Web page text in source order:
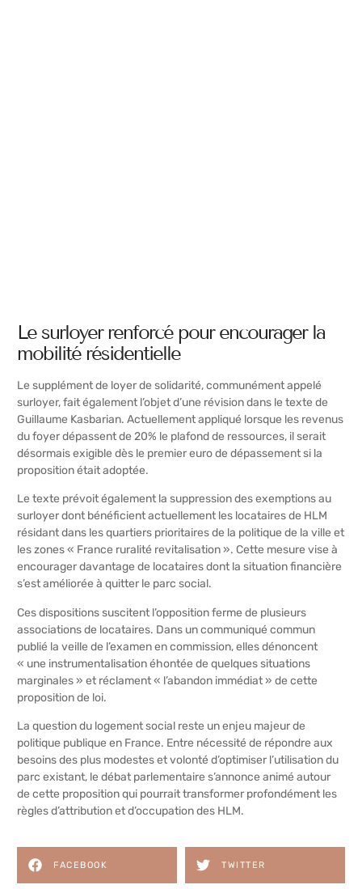
Le surloyer renforcé pour encourager la
mobilité résidentielle
Le supplément de loyer de solidarité, communément appelé
surloyer, fait également l’objet d’une révision dans le texte de
Guillaume Kasbarian. Actuellement appliqué lorsque les revenus
du foyer dépassent de 20% le plafond de ressources, il serait
désormais exigible dès le premier euro de dépassement si la
proposition était adoptée.
Le texte prévoit également la suppression des exemptions au
surloyer dont bénéficient actuellement les locataires de HLM
résidant dans les quartiers prioritaires de la politique de la ville et
les zones « France ruralité revitalisation ». Cette mesure vise à
encourager davantage de locataires dont la situation financière
s’est améliorée à quitter le parc social.
Ces dispositions suscitent l’opposition ferme de plusieurs
associations de locataires. Dans un communiqué commun
publié la veille de l’examen en commission, elles dénoncent
« une instrumentalisation éhontée de quelques situations
marginales » et réclament « l’abandon immédiat » de cette
proposition de loi.
La question du logement social reste un enjeu majeur de
politique publique en France. Entre nécessité de répondre aux
besoins des plus modestes et volonté d’optimiser l’utilisation du
parc existant, le débat parlementaire s’annonce animé autour
de cette proposition qui pourrait transformer profondément les
règles d’attribution et d’occupation des HLM.
FACEBOOK TWITTER